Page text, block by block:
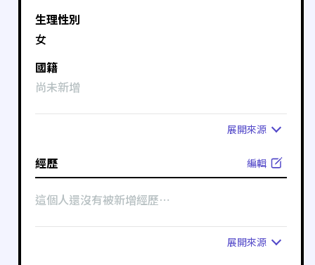
生理性別
女
國籍
尚未新增
展開來源
經歷 編輯
這個人還沒有被新增經歷⋯
展開來源